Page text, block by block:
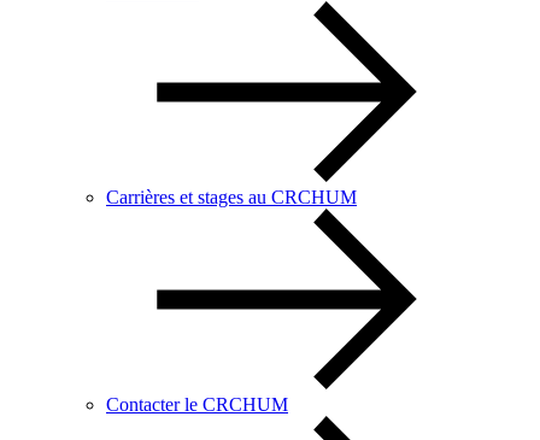
Carrières et stages au CRCHUM
Contacter le CRCHUM